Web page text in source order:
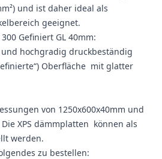
und ist daher ideal als
geeignet.
Gefiniert GL 40mm:
hochgradig druckbeständig
Oberfläche mit glatter
von 1250x600x40mm und
XPS dämmplatten können als
werden.
zu bestellen: